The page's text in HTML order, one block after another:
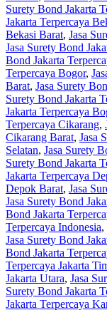
Surety Bond Jakarta
Jakarta Terpercaya
Bekasi Barat, Jasa
Jasa Surety Bond
Bond Jakarta
Terpercaya Bogor,
Barat, Jasa Surety
Surety Bond Jakarta
Jakarta Terpercaya
Terpercaya Cikarang,
Cikarang Barat, Jasa
Selatan, Jasa Surety
Surety Bond Jakarta
Jakarta Terpercaya
Depok Barat, Jasa
Jasa Surety Bond
Bond Jakarta
Terpercaya Indonesia,
Jasa Surety Bond
Bond Jakarta
Terpercaya Jakarta
Jakarta Utara, Jasa
Surety Bond Jakarta
Jakarta Terpercaya